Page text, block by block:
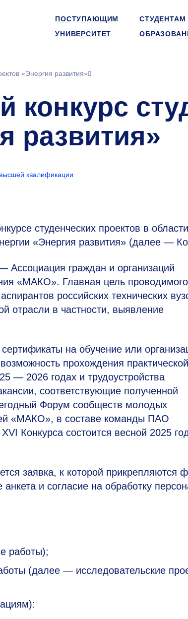
ПОСТУПАЮЩИМ СТУДЕНТАМ
УНИВЕРСИТЕТ
«Энергия развития»
конкурс
развития»
квалификации
студенческих проектов в области
«Энергия развития» (далее —
Ассоциация граждан и организаций
«МАКО». Главная цель проводимого
российских технических
отрасли в частности, выявление
на обучение или
прохождения практической
— 2026 годах и трудоустройства
соответствующие полученной
Форум сообществ молодых
«МАКО», в составе команды ПАО
Конкурса состоится весной 2025
заявка, к которой прикрепляются
и согласие на обработку
работы);
(далее — исследовательские